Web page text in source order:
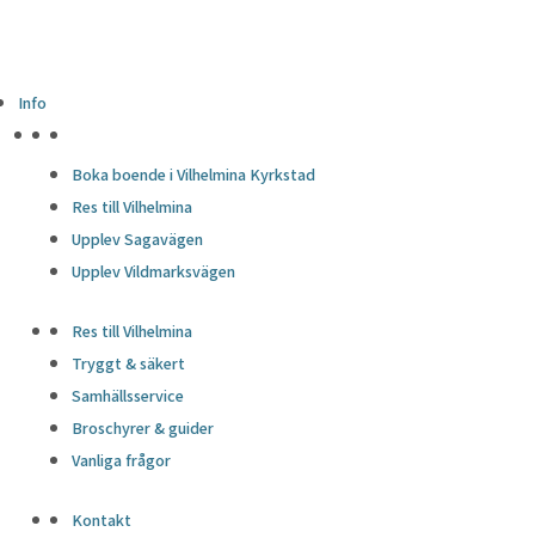
Info
Boka boende i Vilhelmina Kyrkstad
Res till Vilhelmina
Upplev Sagavägen
Upplev Vildmarksvägen
Res till Vilhelmina
Tryggt & säkert
Samhällsservice
Broschyrer & guider
Vanliga frågor
Kontakt